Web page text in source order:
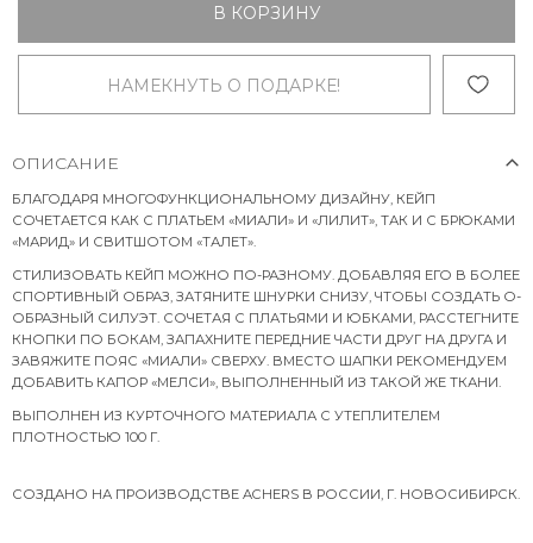
В КОРЗИНУ
НАМЕКНУТЬ О ПОДАРКЕ!
ОПИСАНИЕ
БЛАГОДАРЯ МНОГОФУНКЦИОНАЛЬНОМУ ДИЗАЙНУ, КЕЙП
СОЧЕТАЕТСЯ КАК С ПЛАТЬЕМ «МИАЛИ» И «ЛИЛИТ», ТАК И С БРЮКАМИ
«МАРИД» И СВИТШОТОМ «ТАЛЕТ».
СТИЛИЗОВАТЬ КЕЙП МОЖНО ПО-РАЗНОМУ. ДОБАВЛЯЯ ЕГО В БОЛЕЕ
СПОРТИВНЫЙ ОБРАЗ, ЗАТЯНИТЕ ШНУРКИ СНИЗУ, ЧТОБЫ СОЗДАТЬ О-
ОБРАЗНЫЙ СИЛУЭТ. СОЧЕТАЯ С ПЛАТЬЯМИ И ЮБКАМИ, РАССТЕГНИТЕ
КНОПКИ ПО БОКАМ, ЗАПАХНИТЕ ПЕРЕДНИЕ ЧАСТИ ДРУГ НА ДРУГА И
ЗАВЯЖИТЕ ПОЯС «МИАЛИ» СВЕРХУ. ВМЕСТО ШАПКИ РЕКОМЕНДУЕМ
ДОБАВИТЬ КАПОР «МЕЛСИ», ВЫПОЛНЕННЫЙ ИЗ ТАКОЙ ЖЕ ТКАНИ.
ВЫПОЛНЕН ИЗ КУРТОЧНОГО МАТЕРИАЛА С УТЕПЛИТЕЛЕМ
ПЛОТНОСТЬЮ 100 Г.
СОЗДАНО НА ПРОИЗВОДСТВЕ ACHERS В РОССИИ, Г. НОВОСИБИРСК.